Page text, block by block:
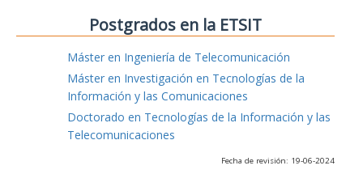
Postgrados en la ETSIT
Máster en Ingeniería de Telecomunicación
Máster en Investigación en Tecnologías de la
Información y las Comunicaciones
Doctorado en Tecnologías de la Información y las
Telecomunicaciones
Fecha de revisión: 19-06-2024